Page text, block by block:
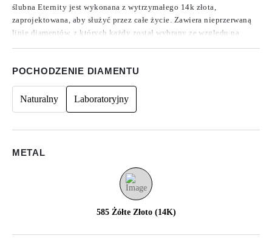
ślubna Eternity jest wykonana z wytrzymałego 14k złota,
zaprojektowana, aby służyć przez całe życie. Zawiera nieprzerwaną
linię diamentów, z których każdy został wybrany ze względu na
niezwykły blask, który poprawia ogólny wygląd obrączki.
POCHODZENIE DIAMENTU
Naturalny Laboratoryjny
METAL
585 Żółte Złoto (14K)